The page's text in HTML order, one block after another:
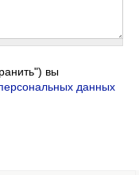
вы
данных